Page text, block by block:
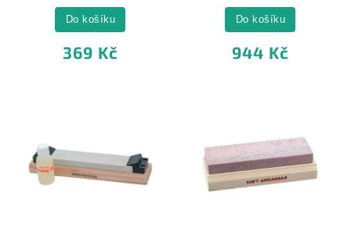
369 Kč
Do košíku
944 Kč
Do košíku